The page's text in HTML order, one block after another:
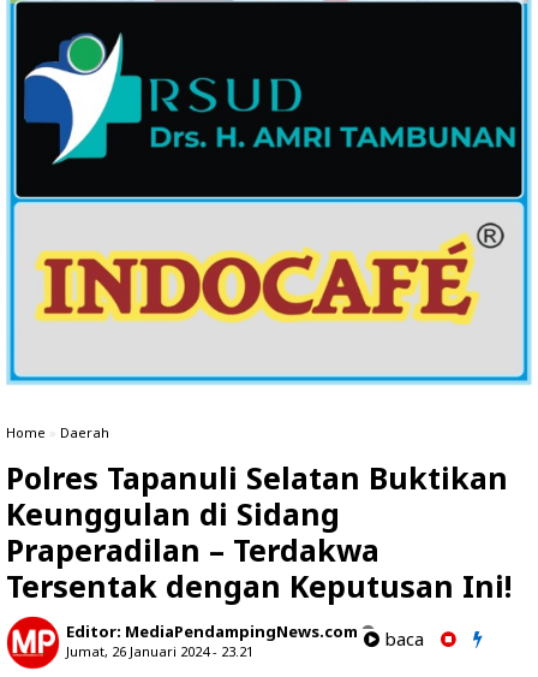
Home » Daerah
Polres Tapanuli Selatan Buktikan
Keunggulan di Sidang
Praperadilan – Terdakwa
Tersentak dengan Keputusan Ini!
Editor: MediaPendampingNews.com
Jumat, 26 Januari 2024 - 23.21
baca